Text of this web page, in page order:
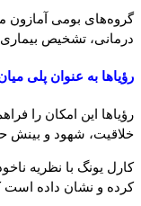
درمانی، تشخیص
رؤیاها به عنوان پلی
رؤیاها این امکان را
خلاقیت، شهود و بینش
کارل یونگ با نظریه
کرده و نشان داده است